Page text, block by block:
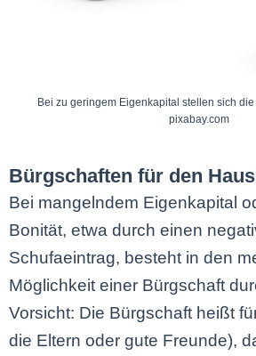
Bei zu geringem Eigenkapital stellen sich
pixabay.com
Bürgschaften für den
Bei mangelndem Eigenkapital
Bonität, etwa durch einen
Schufaeintrag, besteht in den
Möglichkeit einer Bürgschaft
Vorsicht: Die Bürgschaft heißt
die Eltern oder gute Freunde),